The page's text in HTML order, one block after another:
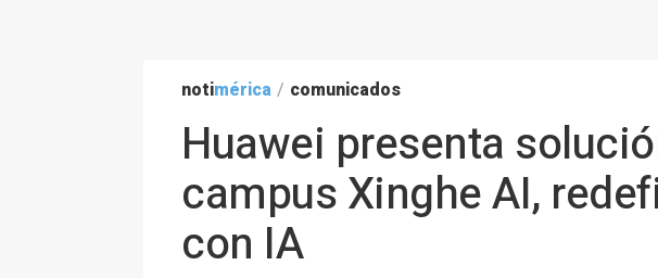
notimérica / comunicados
Huawei presenta
campus Xinghe AI,
con IA